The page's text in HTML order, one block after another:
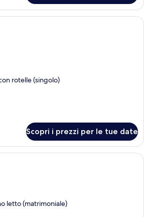
Una camera d'albergo con un letto,
rotelle (singolo)
Scopri i prezzi per le tue date
Una camera d'albergo con un
letto (matrimoniale)